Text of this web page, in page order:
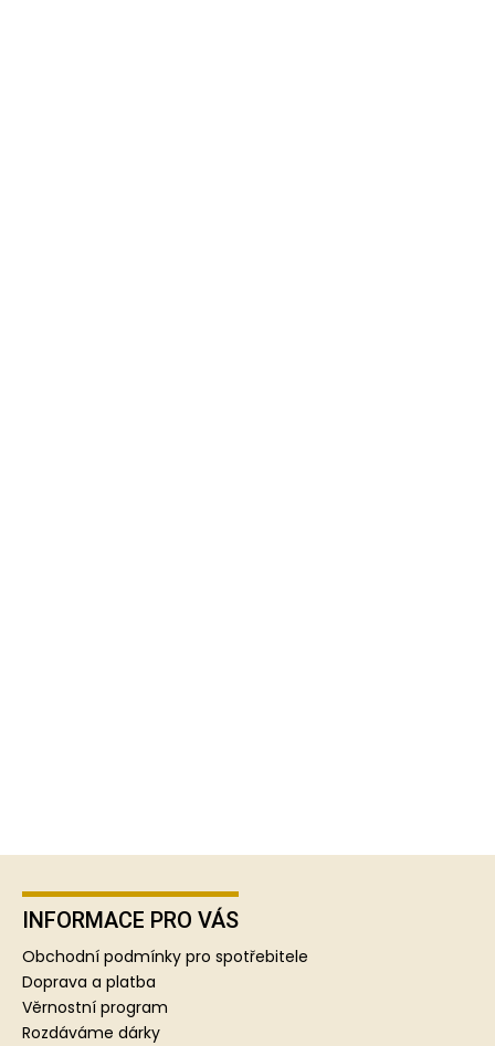
INFORMACE PRO VÁS
Obchodní podmínky pro spotřebitele
Doprava a platba
Věrnostní program
Rozdáváme dárky